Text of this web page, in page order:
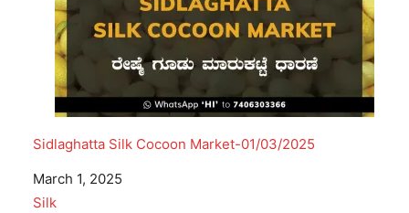
Sidlaghatta Silk Cocoon Market-01/03/2025
Date
March 1, 2025
In relation to
Silk